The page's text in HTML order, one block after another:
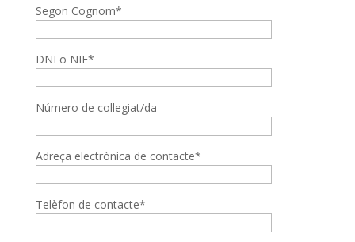
Segon Cognom*
DNI o NIE*
Número de col·legiat/da
Adreça electrònica de contacte*
Telèfon de contacte*